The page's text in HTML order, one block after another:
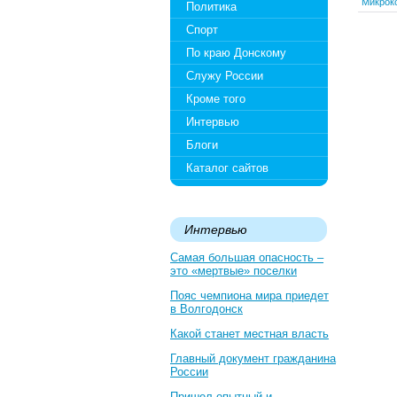
Политика
Спорт
По краю Донскому
Служу России
Кроме того
Интервью
Блоги
Каталог сайтов
Интервью
Самая большая опасность –
это «мертвые» поселки
Пояс чемпиона мира приедет
в Волгодонск
Какой станет местная власть
Главный документ гражданина
России